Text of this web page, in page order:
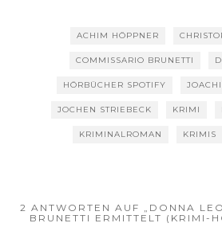
ACHIM HÖPPNER
COMMISSARIO BRUNETTI
HÖRBÜCHER SPOTIFY
JOCHEN STRIEBECK KRIMI
KRIMINALROMAN KRIMIS
2 ANTWORTEN AUF „DONNA
BRUNETTI ERMITTELT (KRIMI-